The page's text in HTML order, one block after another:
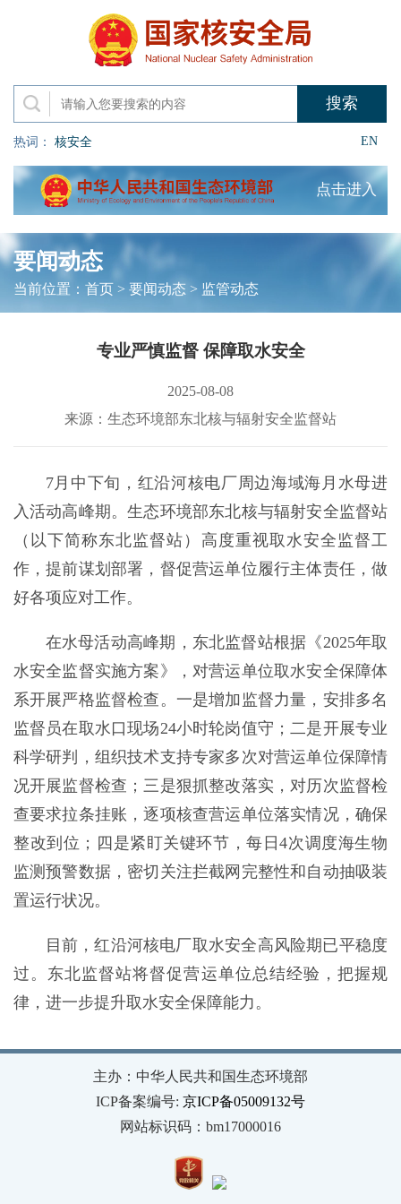
热词： 核安全 EN
点击进入
要闻动态
当前位置： 首页> 要闻动态 > 监管动态
专业严慎监督 保障取水安全
2025-08-08
来源：生态环境部东北核与辐射安全监督站
7月中下旬，红沿河核电厂周边海域海月水母进
入活动高峰期。生态环境部东北核与辐射安全监督站
（以下简称东北监督站）高度重视取水安全监督工
作，提前谋划部署，督促营运单位履行主体责任，做
好各项应对工作。
在水母活动高峰期，东北监督站根据《2025年取
水安全监督实施方案》，对营运单位取水安全保障体
系开展严格监督检查。一是增加监督力量，安排多名
监督员在取水口现场24小时轮岗值守；二是开展专业
科学研判，组织技术支持专家多次对营运单位保障情
况开展监督检查；三是狠抓整改落实，对历次监督检
查要求拉条挂账，逐项核查营运单位落实情况，确保
整改到位；四是紧盯关键环节，每日4次调度海生物
监测预警数据，密切关注拦截网完整性和自动抽吸装
置运行状况。
目前，红沿河核电厂取水安全高风险期已平稳度
过。东北监督站将督促营运单位总结经验，把握规
律，进一步提升取水安全保障能力。
主办：中华人民共和国生态环境部
ICP备案编号: 京ICP备05009132号
网站标识码：bm17000016